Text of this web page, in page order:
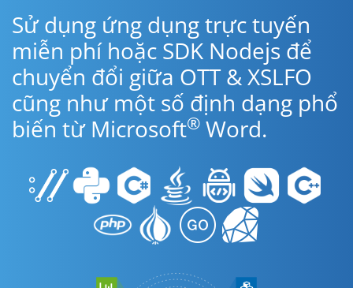
Sử dụng ứng dụng trực tuyến
miễn phí hoặc SDK Nodejs để
chuyển đổi giữa OTT & XSLFO
cũng như một số định dạng phổ
biến từ Microsoft® Word.